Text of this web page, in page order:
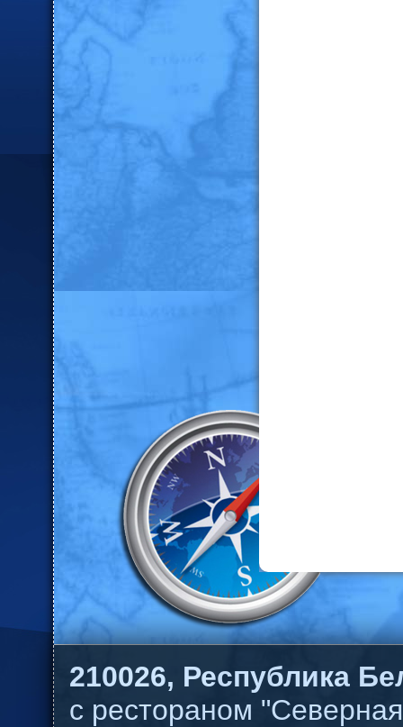
210026, Республика
с рестораном